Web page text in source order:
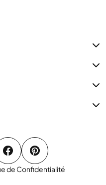
de Confidentialité